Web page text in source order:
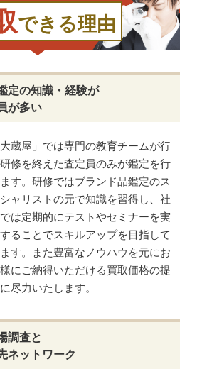
できる理由
定の知識・経験が
が多い
大蔵屋」では専門の教育チームが行
修を終えた査定員のみが鑑定を行
す。研修ではブランド品鑑定のス
ャリストの元で知識を習得し、社
は定期的にテストやセミナーを実
ることでスキルアップを目指して
す。また豊富なノウハウを元にお
にご納得いただける買取価格の提
尽力いたします。
調査と
ネットワーク